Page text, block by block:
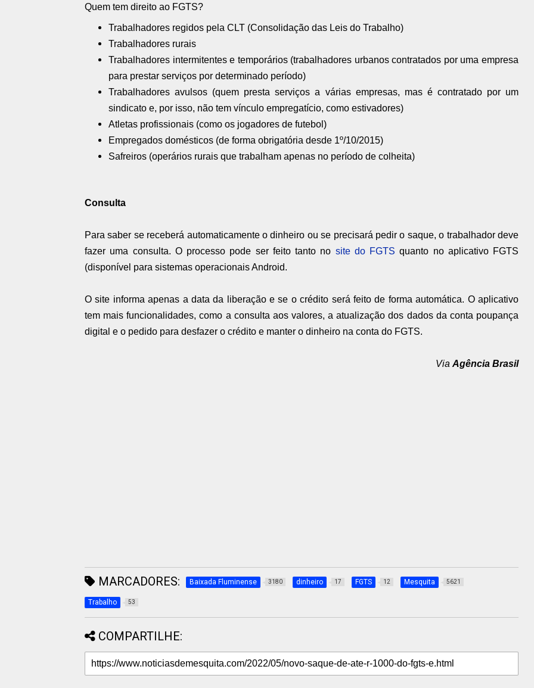
Quem tem direito ao FGTS?
Trabalhadores regidos pela CLT (Consolidação das Leis do Trabalho)
Trabalhadores rurais
Trabalhadores intermitentes e temporários (trabalhadores urbanos contratados por uma empresa
para prestar serviços por determinado período)
Trabalhadores avulsos (quem presta serviços a várias empresas, mas é contratado por um
sindicato e, por isso, não tem vínculo empregatício, como estivadores)
Atletas profissionais (como os jogadores de futebol)
Empregados domésticos (de forma obrigatória desde 1º/10/2015)
Safreiros (operários rurais que trabalham apenas no período de colheita)
Consulta
Para saber se receberá automaticamente o dinheiro ou se precisará pedir o saque, o trabalhador deve
fazer uma consulta. O processo pode ser feito tanto no site do FGTSquanto no aplicativo FGTS
(disponível para sistemas operacionais Android.
O site informa apenas a data da liberação e se o crédito será feito de forma automática. O aplicativo
tem mais funcionalidades, como a consulta aos valores, a atualização dos dados da conta poupança
digital e o pedido para desfazer o crédito e manter o dinheiro na conta do FGTS.
Via Agência Brasil
MARCADORES: Baixada Fluminense 3180 dinheiro 17 FGTS 12 Mesquita 5621
Trabalho 53
COMPARTILHE: